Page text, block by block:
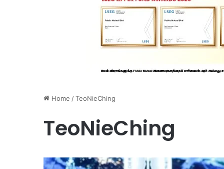
Home /TeoNieChing
TeoNieChing